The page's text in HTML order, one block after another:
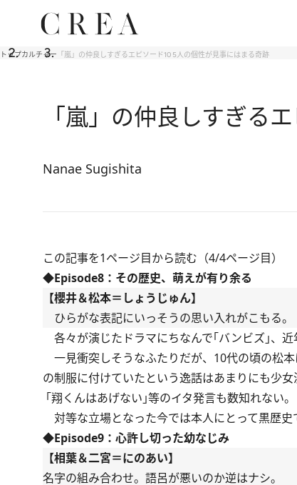
トップカルチャー 「嵐」の仲良しすぎるエピソード10 5人の個性が見事にはまる奇跡
「嵐」の仲良しすぎる
Nanae Sugishita
この記事を1ページ目から読む（4/4ページ目）
◆Episode8：その歴史、萌えが有り余る
【櫻井＆松本＝しょうじゅん】
ひらがな表記にいっそうの思い入れがこもる。
各々が演じたドラマにちなんで｢バンビズ｣、近
一見衝突しそうなふたりだが、10代の頃の松
の制服に付けていたという逸話はあまりにも少女
｢翔くんはあげない｣等のイタ発言も数知れない。
対等な立場となった今では本人にとって黒歴史
◆Episode9：心許し切った幼なじみ
【相葉＆二宮＝にのあい】
名字の組み合わせ。語呂が悪いのか逆はナシ。